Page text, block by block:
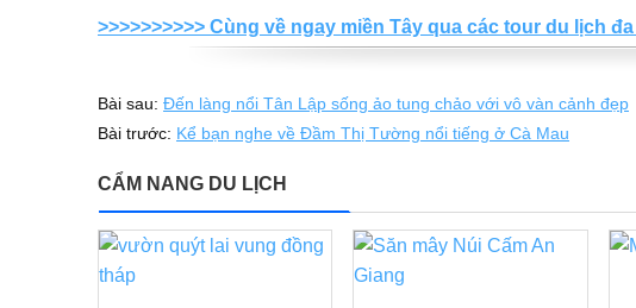
>>>>>>>>>> Cùng về ngay miền Tây qua các tour du lịch
Bài sau: Đến làng nổi Tân Lập sống ảo tung chảo với vô vàn cảnh đẹp
Bài trước: Kể bạn nghe về Đầm Thị Tường nổi tiếng ở Cà Mau
CẨM NANG DU LỊCH